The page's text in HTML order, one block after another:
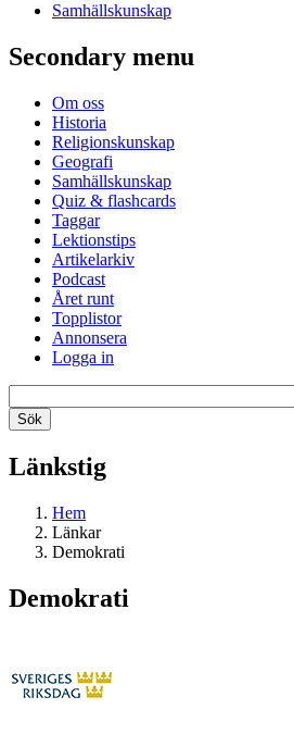
Samhällskunskap
Secondary menu
Om oss
Historia
Religionskunskap
Geografi
Samhällskunskap
Quiz & flashcards
Taggar
Lektionstips
Artikelarkiv
Podcast
Året runt
Topplistor
Annonsera
Logga in
Länkstig
Hem
Länkar
Demokrati
Demokrati